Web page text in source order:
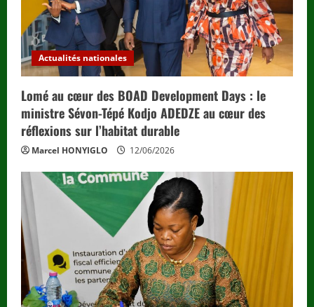
Actualités nationales
Lomé au cœur des BOAD Development Days : le
ministre Sévon-Tépé Kodjo ADEDZE au cœur des
réflexions sur l’habitat durable
Marcel HONYIGLO 12/06/2026